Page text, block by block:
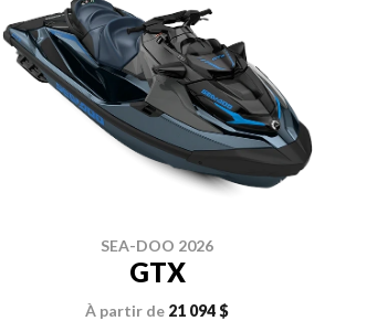
SEA-DOO 2026
GTX
À partir de 21 094 $